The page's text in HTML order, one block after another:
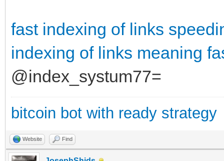
fast indexing of links
indexing of links meaning
@index_systum77=
bitcoin bot with ready strategy
Website Find